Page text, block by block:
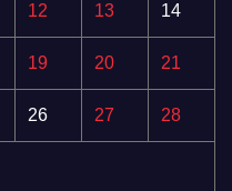
12 13 14
19 20 21
26 27 28